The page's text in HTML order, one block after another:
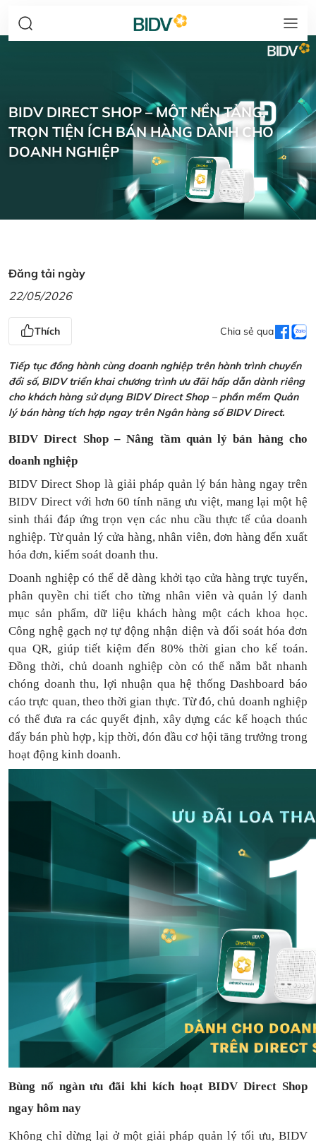
BIDV DIRECT SHOP – MỘT NỀN TẢNG,
TRỌN TIỆN ÍCH BÁN HÀNG DÀNH CHO
DOANH NGHIỆP
Đăng tải ngày
22/05/2026
Thích Chia sẻ qua
Tiếp tục đồng hành cùng doanh nghiệp trên hành trình chuyển
đổi số, BIDV triển khai chương trình ưu đãi hấp dẫn dành riêng
cho khách hàng sử dụng BIDV Direct Shop – phần mềm Quản
lý bán hàng tích hợp ngay trên Ngân hàng số BIDV Direct.
BIDV Direct Shop – Nâng tầm quản lý bán hàng cho
doanh nghiệp
BIDV Direct Shop là giải pháp quản lý bán hàng ngay trên
BIDV Direct với hơn 60 tính năng ưu việt, mang lại một hệ
sinh thái đáp ứng trọn vẹn các nhu cầu thực tế của doanh
nghiệp. Từ quản lý cửa hàng, nhân viên, đơn hàng đến xuất
hóa đơn, kiểm soát doanh thu.
Doanh nghiệp có thể dễ dàng khởi tạo cửa hàng trực tuyến,
phân quyền chi tiết cho từng nhân viên và quản lý danh
mục sản phẩm, dữ liệu khách hàng một cách khoa học.
Công nghệ gạch nợ tự động nhận diện và đối soát hóa đơn
qua QR, giúp tiết kiệm đến 80% thời gian cho kế toán.
Đồng thời, chủ doanh nghiệp còn có thể nắm bắt nhanh
chóng doanh thu, lợi nhuận qua hệ thống Dashboard báo
cáo trực quan, theo thời gian thực. Từ đó, chủ doanh nghiệp
có thểđưa ra các quyết định, xây dựng các kế hoạch thúc
đẩy bán phù hợp, kịp thời, đón đầu cơ hội tăng trưởng trong
hoạt động kinh doanh.
Bùng nổ ngàn ưu đãi khi kích hoạt BIDV Direct Shop
ngay hôm nay
Không chỉ dừng lại ở một giải pháp quản lý tối ưu, BIDV